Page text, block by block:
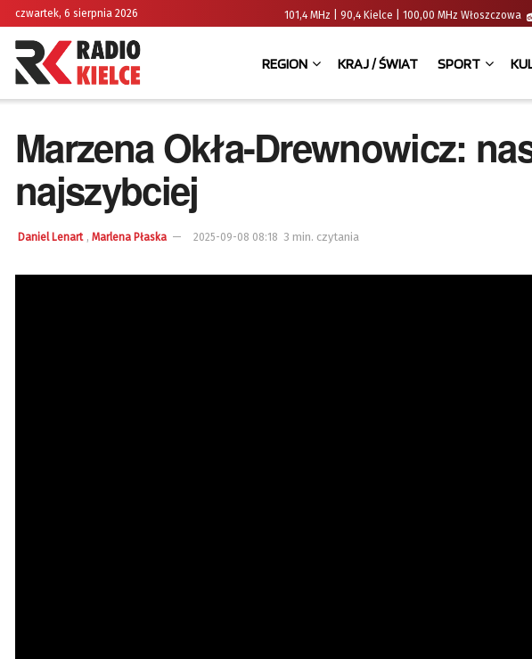
czwartek, 6 sierpnia 2026 101,4 MHz | 90,4 Kielce | 100,00 MHz Włoszczowa
REGION KRAJ / ŚWIAT SPORT
Marzena Okła-Drewnowicz:
najszybciej
Daniel Lenart , Marlena Płaska 2025-09-08 08:18 3 min. czytania